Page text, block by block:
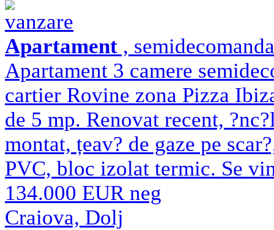
vanzare
Apartament ,
Apartament 3 camere
cartier Rovine zona Pizza
de 5 mp. Renovat recent,
montat, țeav? de gaze pe
PVC, bloc izolat termic. Se
134.000 EUR neg
Craiova, Dolj